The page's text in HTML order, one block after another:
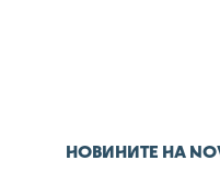
НОВИНИТЕ НА